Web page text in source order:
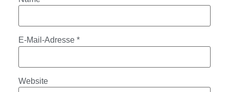
E-Mail-Adresse *
Website